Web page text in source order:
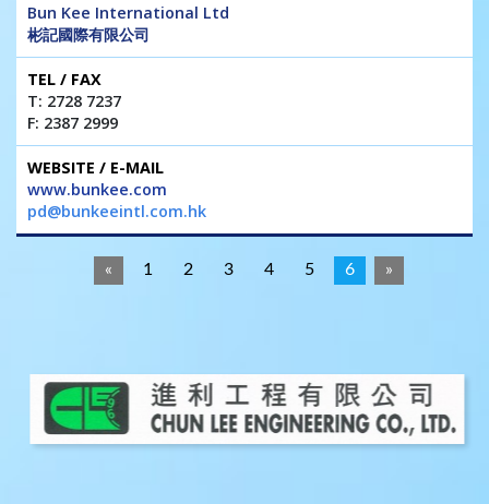
Bun Kee International Ltd
彬記國際有限公司
T: 2728 7237
F: 2387 2999
www.bunkee.com
pd@bunkeeintl.com.hk
« 1 2 3 4 5 6 »